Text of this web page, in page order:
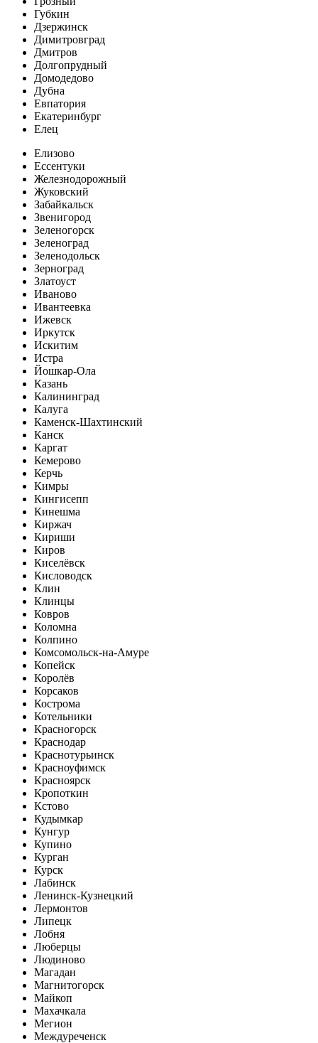
Губкин
Дзержинск
Димитровград
Дмитров
Долгопрудный
Домодедово
Дубна
Евпатория
Екатеринбург
Елец
Елизово
Ессентуки
Железнодорожный
Жуковский
Забайкальск
Звенигород
Зеленогорск
Зеленоград
Зеленодольск
Зерноград
Златоуст
Иваново
Ивантеевка
Ижевск
Иркутск
Искитим
Истра
Йошкар-Ола
Казань
Калининград
Калуга
Каменск-Шахтинский
Канск
Каргат
Кемерово
Керчь
Кимры
Кингисепп
Кинешма
Киржач
Кириши
Киров
Киселёвск
Кисловодск
Клин
Клинцы
Ковров
Коломна
Колпино
Комсомольск-на-Амуре
Копейск
Королёв
Корсаков
Кострома
Котельники
Красногорск
Краснодар
Краснотурьинск
Красноуфимск
Красноярск
Кропоткин
Кстово
Кудымкар
Кунгур
Купино
Курган
Курск
Лабинск
Ленинск-Кузнецкий
Лермонтов
Липецк
Лобня
Люберцы
Людиново
Магадан
Магнитогорск
Майкоп
Махачкала
Мегион
Междуреченск